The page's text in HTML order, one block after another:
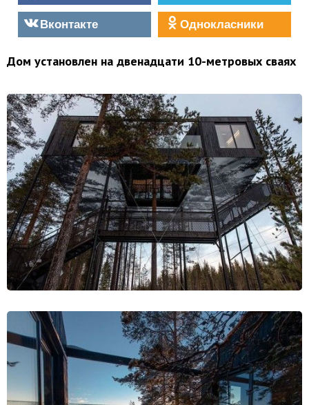
Вконтакте
Однокласники
Дом установлен на двенадцати 10-метровых сваях